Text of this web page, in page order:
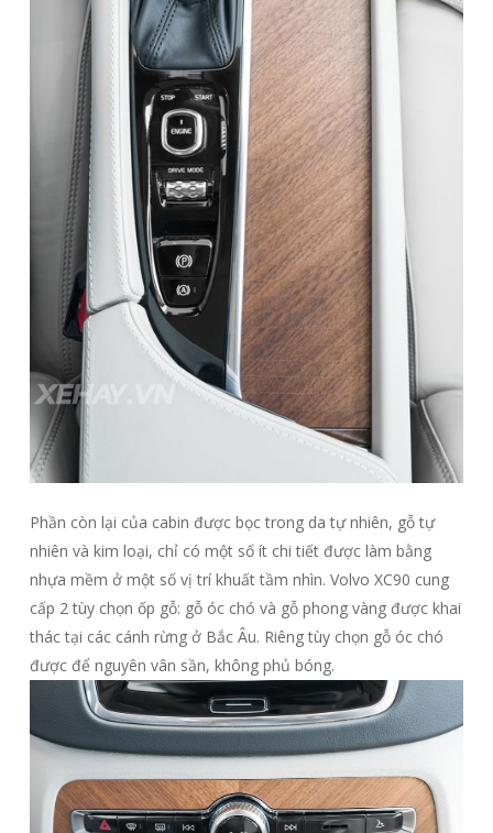
Phần còn lại của cabin được bọc trong da tự nhiên, gỗ tự
nhiên và kim loại, chỉ có một số ít chi tiết được làm bằng
nhựa mềm ở một số vị trí khuất tầm nhìn. Volvo XC90 cung
cấp 2 tùy chọn ốp gỗ: gỗ óc chó và gỗ phong vàng được khai
thác tại các cánh rừng ở Bắc Âu. Riêng tùy chọn gỗ óc chó
được để nguyên vân sần, không phủ bóng.